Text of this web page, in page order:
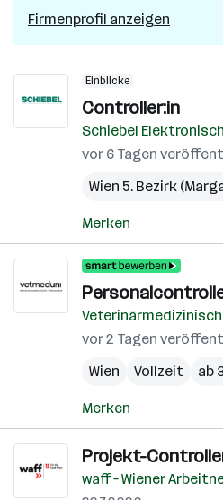
Firmenprofil anzeigen
Einblicke
Controller:in
Schiebel
vor 6 Tagen
Wien 5. Bezirk
Merken
vor 2 Tagen
Wien
Vollzeit ab
Merken
Projekt-
waff – Wiener